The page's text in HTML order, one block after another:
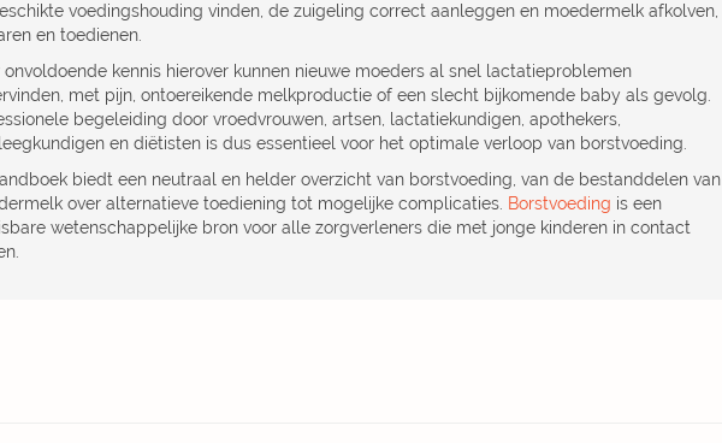
voedingshouding vinden, de zuigeling correct aanleggen en moedermelk afkolven,
en toedienen.
onvoldoende kennis hierover kunnen nieuwe moeders al snel lactatieproblemen
met pijn, ontoereikende melkproductie of een slecht bijkomende baby als gevolg.
begeleiding door vroedvrouwen, artsen, lactatiekundigen, apothekers,
en diëtisten is dus essentieel voor het optimale verloop van borstvoeding.
biedt een neutraal en helder overzicht van borstvoeding, van de bestanddelen van
over alternatieve toediening tot mogelijke complicaties. Borstvoeding is een
wetenschappelijke bron voor alle zorgverleners die met jonge kinderen in contact